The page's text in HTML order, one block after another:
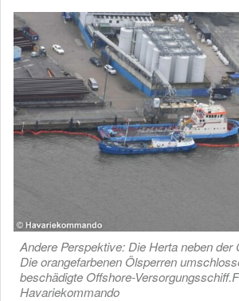
Andere Perspektive: Die Herta neben der
Die orangefarbenen Ölsperren
beschädigte Offshore-
Havariekommando